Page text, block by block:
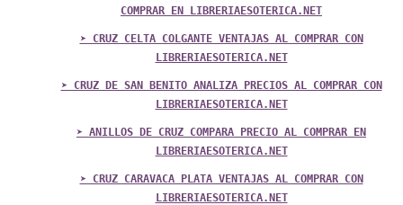
COMPRAR EN LIBRERIAESOTERICA.NET
➤ CRUZ CELTA COLGANTE VENTAJAS AL COMPRAR CON
LIBRERIAESOTERICA.NET
➤ CRUZ DE SAN BENITO ANALIZA PRECIOS AL COMPRAR CON
LIBRERIAESOTERICA.NET
➤ ANILLOS DE CRUZ COMPARA PRECIO AL COMPRAR EN
LIBRERIAESOTERICA.NET
➤ CRUZ CARAVACA PLATA VENTAJAS AL COMPRAR CON
LIBRERIAESOTERICA.NET